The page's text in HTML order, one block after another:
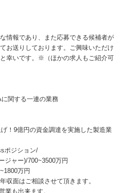
情報であり、また応募できる候補者が
お送りしております。ご興味いただけ
幸いです。※（ほかの求人もご紹介可
関する一連の業務
！9億円の資金調達を実施した製造業
ポジション/
ジャー)/700~3500万円
万円
収面はご相談させて頂きます。
業も出来ます。